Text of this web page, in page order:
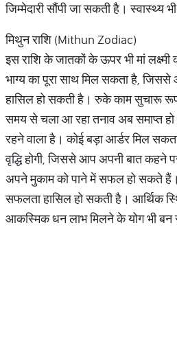
जिम्मेदारी सौंपी जा सकती है। स्वास्थ्य
मिथुन राशि (Mithun Zodiac)
इस राशि के जातकों के ऊपर भी मां लक्ष्मी
भाग्य का पूरा साथ मिल सकता है,
हासिल हो सकती है। रुके काम सुचारू
समय से चला आ रहा तनाव अब समाप्त
रहने वाला है। कोई बड़ा आर्डर मिल
वृद्धि होगी, जिससे आप अपनी बात
अपने मुकाम को पाने में सफल हो सकते हैं।
सफलता हासिल हो सकती है। आर्थिक
आकस्मिक धन लाभ मिलने के योग भी बन